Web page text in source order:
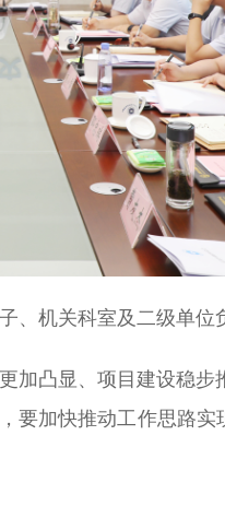
机关科室及二级单位
凸显、项目建设稳
加快推动工作思路